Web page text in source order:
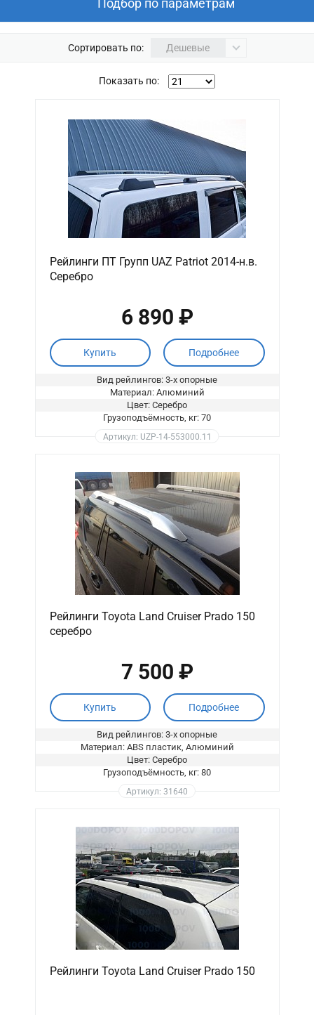
Подбор по параметрам
Сортировать по: Дешевые
Показать по:
Рейлинги ПТ Групп UAZ Patriot 2014-н.в.
Серебро
6 890 ₽
Купить Подробнее
Вид рейлингов: 3-х опорные
Материал: Алюминий
Цвет: Серебро
Грузоподъёмность, кг: 70
Артикул: UZP-14-553000.11
Рейлинги Toyota Land Cruiser Prado 150
серебро
7 500 ₽
Купить Подробнее
Вид рейлингов: 3-х опорные
Материал: ABS пластик, Алюминий
Цвет: Серебро
Грузоподъёмность, кг: 80
Артикул: 31640
Рейлинги Toyota Land Cruiser Prado 150